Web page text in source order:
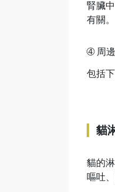
腎臟
有關。
➃ 周
包括
貓
貓的
嘔吐